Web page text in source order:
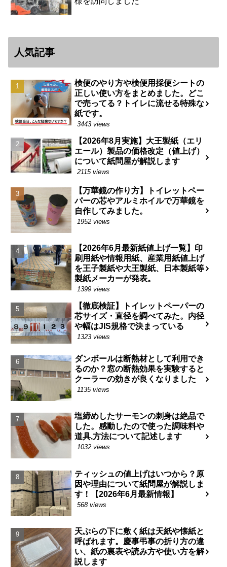
人気記事
検便のやり方や検便用採便シートの
正しい使い方をまとめました。どこ
で売ってる？トイレに流せる特殊な
紙です。
3443 views
【2026年8月実施】大王製紙（エリ
エール）製品の価格改定（値上げ）
について紙問屋が解説します
2115 views
【万華鏡の作り方】トイレットペー
パーの芯やアルミホイルで万華鏡を
自作してみました。
1952 views
【2026年6月最新紙値上げ一覧】印
刷用紙や情報用紙、産業用紙値上げ
を王子製紙や大王製紙、日本製紙等
製紙メーカーが発表。
1399 views
【徹底検証】トイレットペーパーの
芯サイズ・直径を調べてみた。内径
や幅はJIS規格で決まっている
1323 views
ダンボールは断熱材として利用でき
るのか？窓の断熱効果を実験すると
クーラーの効きが良くなりました
1135 views
塩締めしたサーモンの刺身は絶品で
した。感動したので使った調味料や
道具,方法について記述します
1032 views
ティッシュの値上げはいつから？原
因や理由について紙問屋が解説しま
す！【2026年6月最新情報】
568 views
天ぷらの下に敷く紙は天紙や懐紙と
呼ばれます。慶事弔事の折り方の違
い、紙の裏表や読み方や使い方を解
説します